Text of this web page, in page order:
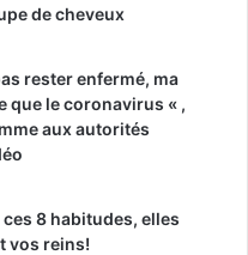
de cheveux
rester enfermé, ma
que le coronavirus « ,
aux autorités
8 habitudes, elles
vos reins!